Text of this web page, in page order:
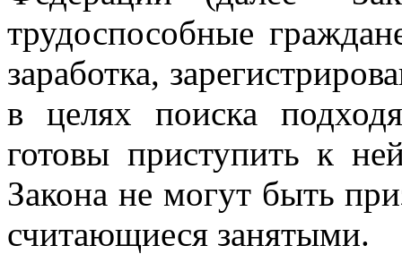
трудоспособные
заработка,
в целях поиска
готовы приступить к
Закона не могут быть
считающиеся занятыми.